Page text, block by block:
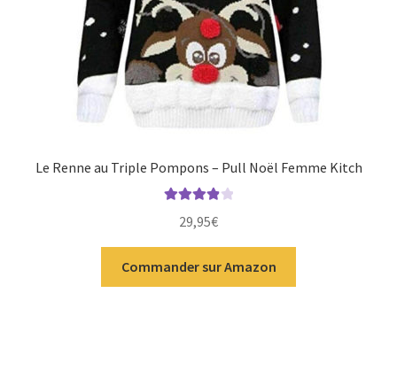
Le Renne au Triple Pompons – Pull Noël Femme Kitch
sur 5
29,95€
Commander sur Amazon